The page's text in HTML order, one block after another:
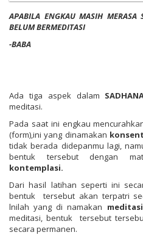
APABILA ENGKAU MASIH MERASA
BELUMBERMEDITASI
-BABA
Ada tiga aspek dalam
meditasi.
Pada saat ini engkau
(form),ini yang dinamakan
tidak berada didepanmu lagi,
bentuk tersebut dengan
kontemplasi.
Dari hasil latihan seperti ini
bentuk tersebut akan terpatri
lnilah yang di namakan meditasi
meditasi, bentuk tersebut
secara permanen.